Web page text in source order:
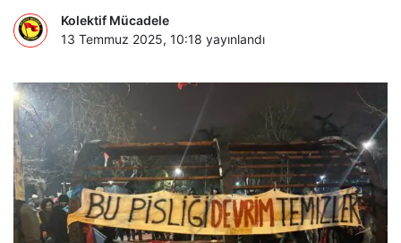
Kolektif Mücadele
13 Temmuz 2025, 10:18 yayınlandı